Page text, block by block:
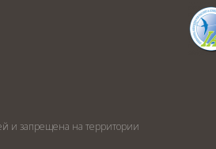
и запрещена на территории